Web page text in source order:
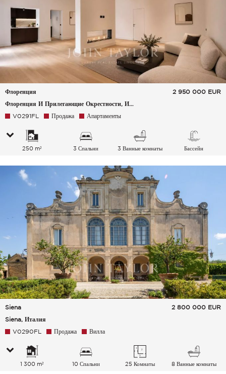
Флоренция
Флоренция И Прилегающие Окрестности, Италия
2 950 000 EUR
V0291FL Продажа Апартаменты
250 m² 3 Спальни 3 Ванные комнаты Бассейн
Siena
Siena, Италия
2 800 000 EUR
V0290FL Продажа Вилла
1 300 m² 10 Спальни 25 Комнаты 8 Ванные комнаты